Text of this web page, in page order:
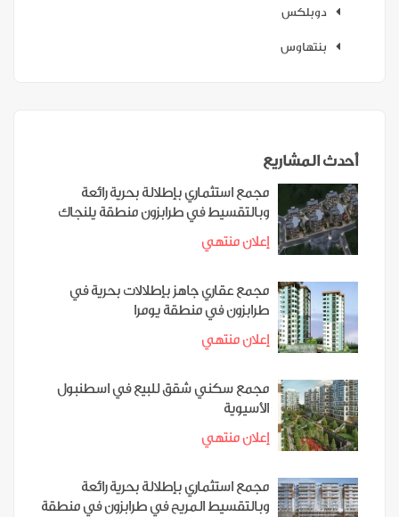
دوبلكس
بنتهاوس
أحدث المشاريع
مجمع استثماري بإطلالة بحرية رائعة
وبالتقسيط في طرابزون منطقة يلنجاك
إعلان منتهي
مجمع عقاري جاهز بإطلالات بحرية في
طرابزون في منطقة يومرا
إعلان منتهي
مجمع سكني شقق للبيع في اسطنبول
الأسيوية
إعلان منتهي
مجمع استثماري بإطلالة بحرية رائعة
وبالتقسيط المريح في طرابزون في منطقة